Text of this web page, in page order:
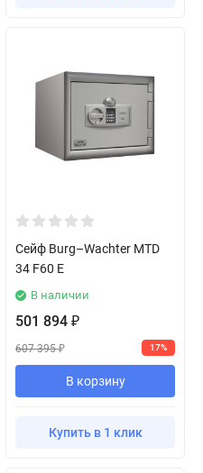
Сейф Burg–Wachter MTD
34 F60 E
В наличии
501 894 ₽
607 395₽ 17%
В корзину
Купить в 1 клик